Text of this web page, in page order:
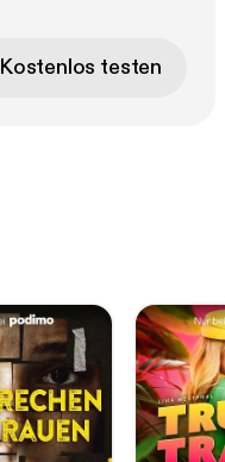
Kostenlos testen